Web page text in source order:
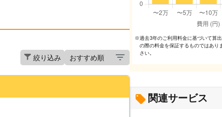
絞り込み
※過去3年のご利⽤料⾦に基づいて算
の際の料⾦を保証するものではあり
さい。
関連サービス